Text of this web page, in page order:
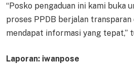
“Posko pengaduan ini kami buka
proses PPDB berjalan transparan
mendapat informasi yang tepat,”
Laporan: iwanpose